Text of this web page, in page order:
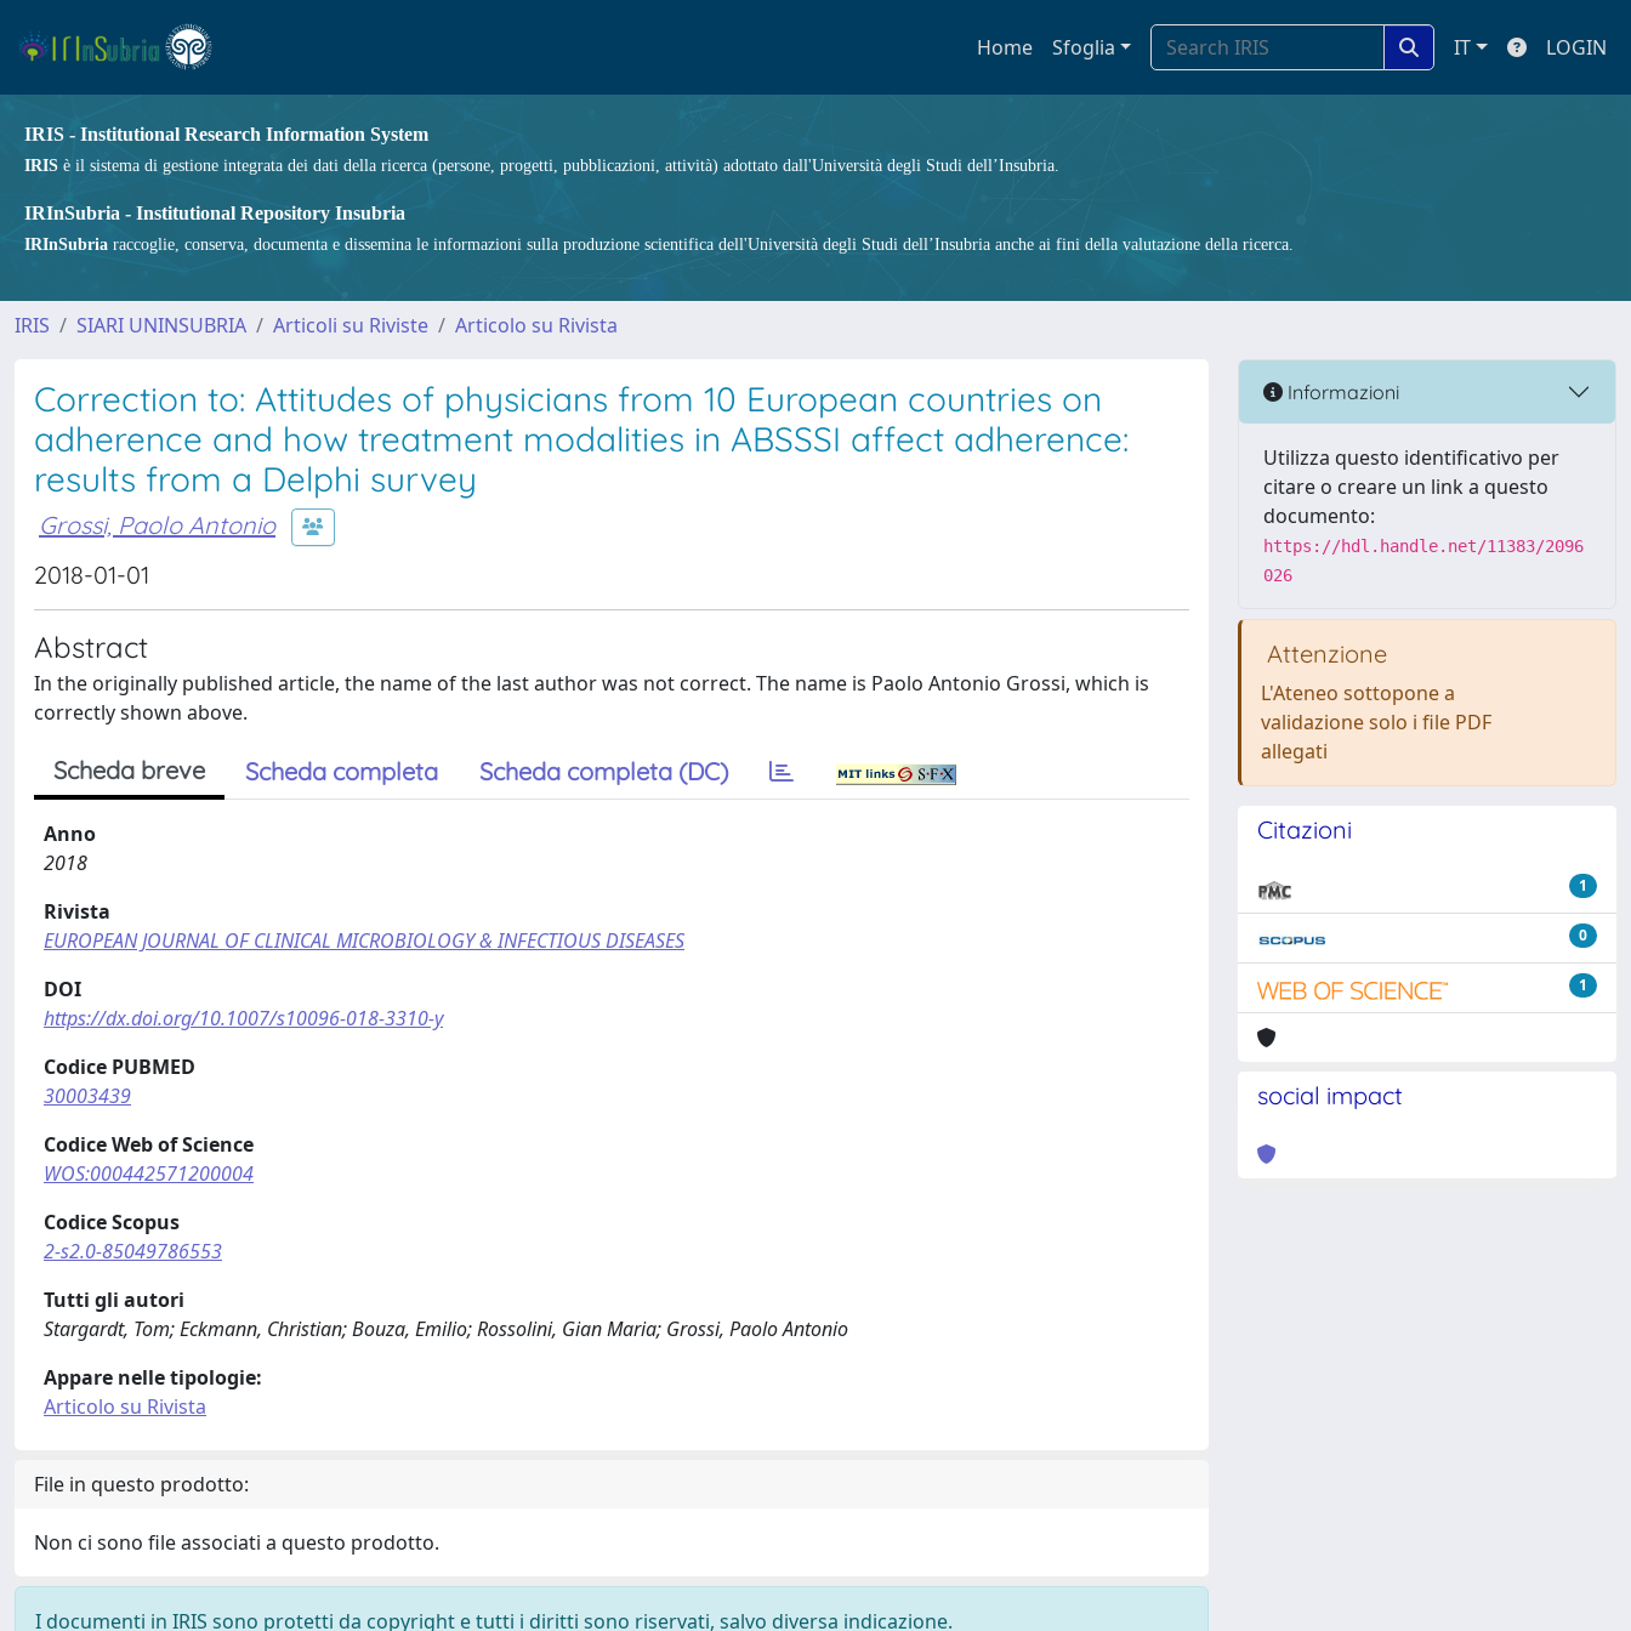
Home Sfoglia IT LOGIN
IRIS - Institutional Research Information System
IRIS è il sistema di gestione integrata dei dati della ricerca (persone, progetti, pubblicazioni, attività) adottato dall'Università degli Studi dell’Insubria.
IRInSubria - Institutional Repository Insubria
IRInSubria raccoglie, conserva, documenta e dissemina le informazioni sulla produzione scientifica dell'Università degli Studi dell’Insubria anche ai fini della valutazione della ricerca.
IRIS SIARI UNINSUBRIA Articoli su Riviste Articolo su Rivista
Correction to: Attitudes of physicians from 10 European countries on
adherence and how treatment modalities in ABSSSI affect adherence:
results from a Delphi survey
Grossi, Paolo Antonio
2018-01-01
Abstract
In the originally published article, the name of the last author was not correct. The name is Paolo Antonio Grossi, which is
correctly shown above.
Scheda breve Scheda completa Scheda completa (DC)
Anno
2018
Rivista
EUROPEAN JOURNAL OF CLINICAL MICROBIOLOGY & INFECTIOUS DISEASES
DOI
https://dx.doi.org/10.1007/s10096-018-3310-y
Codice PUBMED
30003439
Codice Web of Science
WOS:000442571200004
Codice Scopus
2-s2.0-85049786553
Tutti gli autori
Stargardt, Tom; Eckmann, Christian; Bouza, Emilio; Rossolini, Gian Maria; Grossi, Paolo Antonio
Appare nelle tipologie:
Articolo su Rivista
File in questo prodotto:
Non ci sono file associati a questo prodotto.
I documenti in IRIS sono protetti da copyright e tutti i diritti sono riservati, salvo diversa indicazione.
Informazioni
Utilizza questo identificativo per
citare o creare un link a questo
documento:
https://hdl.handle.net/11383/2096
026
Attenzione
L'Ateneo sottopone a
validazione solo i file PDF
allegati
Citazioni
1
0
1
social impact